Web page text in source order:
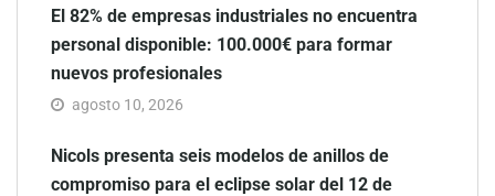
El 82% de empresas industriales no encuentra
personal disponible: 100.000€ para formar
nuevos profesionales
agosto 10, 2026
Nicols presenta seis modelos de anillos de
compromiso para el eclipse solar del 12 de